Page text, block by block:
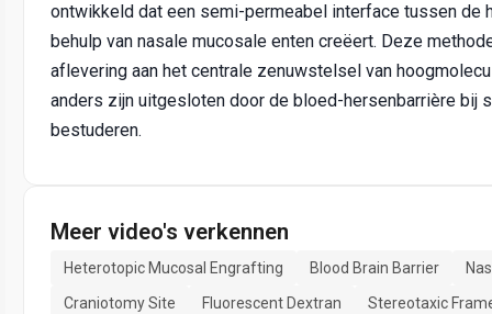
ontwikkeld dat een semi-permeabel interface tussen de
behulp van nasale mucosale enten creëert. Deze
aflevering aan het centrale zenuwstelsel van
anders zijn uitgesloten door de bloed-hersenbarrière bij
bestuderen.
Meer video's verkennen
Heterotopic Mucosal Engrafting Blood Brain Barrier
Craniotomy Site
Fluorescent Dextran
Stereotaxic